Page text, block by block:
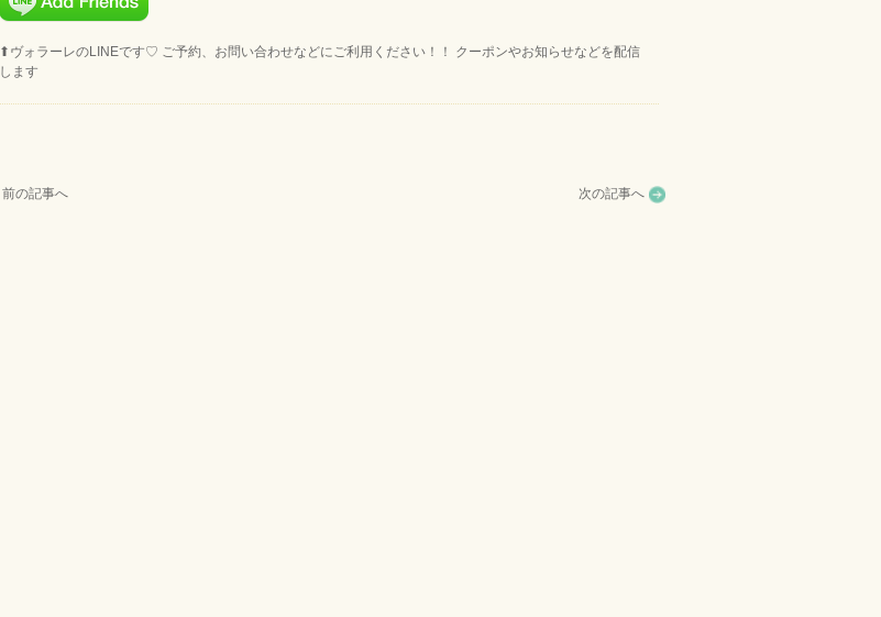
⬆︎ヴォラーレのLINEです♡ ご予約、お問い合わせなどにご利用ください！！ クーポンやお知らせなどを配信
します
前の記事へ 次の記事へ